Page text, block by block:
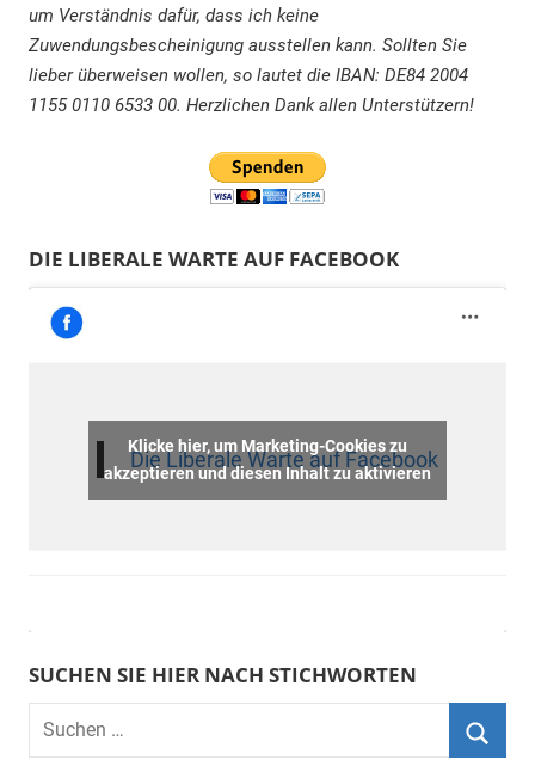
um Verständnis dafür, dass ich keine
Zuwendungsbescheinigung ausstellen kann. Sollten Sie
lieber überweisen wollen, so lautet die IBAN: DE84 2004
1155 0110 6533 00. Herzlichen Dank allen Unterstützern!
DIE LIBERALE WARTE AUF FACEBOOK
Die Liberale Warte auf Facebook
Klicke hier, um Marketing-Cookies zu
akzeptieren und diesen Inhalt zu aktivieren
SUCHEN SIE HIER NACH STICHWORTEN